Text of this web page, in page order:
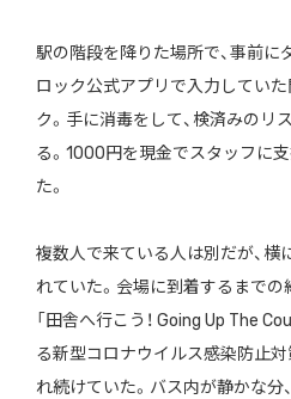
駅の階段を降りた場所で、事前
ロック公式アプリで入力していた
ク。手に消毒をして、検済みのリ
る。1000円を現金でスタッフに
た。
複数人で来ている人は別だが、横
れていた。会場に到着するまで
「田舎へ行こう！ Going Up The
る新型コロナウイルス感染防止
れ続けていた。バス内が静かな分